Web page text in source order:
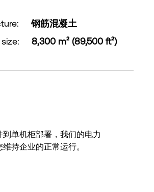
:
钢筋混凝土
: 8,300 m² (89,500 ft²)
到单机柜部署，我们的电力
持企业的正常运行。